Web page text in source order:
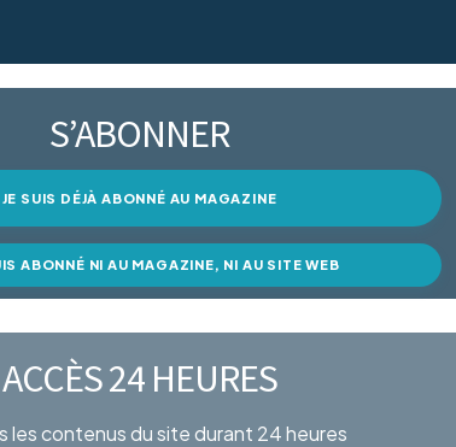
S’ABONNER
JE SUIS DÉJÀ ABONNÉ AU MAGAZINE
ABONNÉ NI AU MAGAZINE, NI AU SITE WEB
ACCÈS 24 HEURES
les contenus du site durant 24 heures